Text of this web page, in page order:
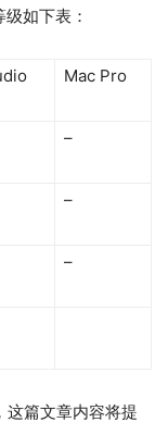
如下表：
Mac Pro
–
–
–
这篇文章内容将提